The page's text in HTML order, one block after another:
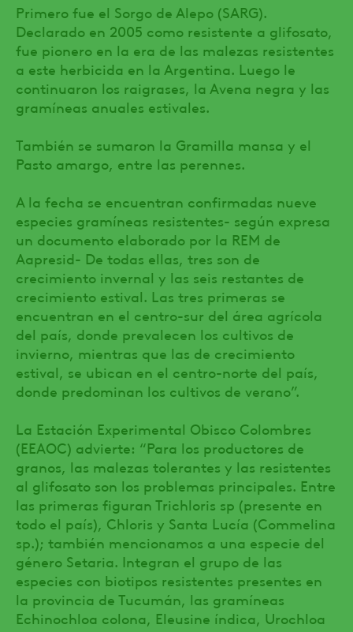
Primero fue el Sorgo de Alepo (SARG).
Declarado en 2005 como resistente a glifosato,
fue pionero en la era de las malezas resistentes
a este herbicida en la Argentina. Luego le
continuaron los raigrases, la Avena negra y las
gramíneas anuales estivales.
También se sumaron la Gramilla mansa y el
Pasto amargo, entre las perennes.
A la fecha se encuentran confirmadas nueve
especies gramíneas resistentes- según expresa
un documento elaborado por la REM de
Aapresid- De todas ellas, tres son de
crecimiento invernal y las seis restantes de
crecimiento estival. Las tres primeras se
encuentran en el centro-sur del área agrícola
del país, donde prevalecen los cultivos de
invierno, mientras que las de crecimiento
estival, se ubican en el centro-norte del país,
donde predominan los cultivos de verano”.
La Estación Experimental Obisco Colombres
(EEAOC) advierte: “Para los productores de
granos, las malezas tolerantes y las resistentes
al glifosato son los problemas principales. Entre
las primeras figuran Trichloris sp (presente en
todo el país), Chloris y Santa Lucía (Commelina
sp.); también mencionamos a una especie del
género Setaria. Integran el grupo de las
especies con biotipos resistentes presentes en
la provincia de Tucumán, las gramíneas
Echinochloa colona, Eleusine índica, Urochloa